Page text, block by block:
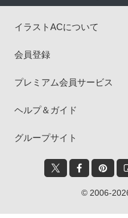
イラストACについて
会員登録
プレミアム会員サービス
ヘルプ＆ガイド
グループサイト
© 2006-